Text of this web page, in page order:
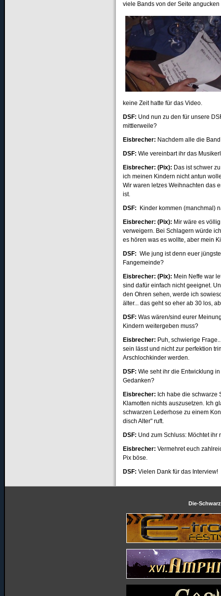
viele Bands von der Seite
keine Zeit hatte für das Video.
DSF: Und nun zu den für unsere
mittlerweile?
Eisbrecher: Nachdem alle die
DSF: Wie vereinbart ihr das
Eisbrecher: (Pix): Das ist schwer
ich meinen Kindern nicht antun
Wir waren letzes Weihnachten das
ist.
DSF:
Kinder kommen (manchmal)
Eisbrecher: (Pix): Mir wäre es
verweigern. Bei Schlagern würde
es hören was es wollte, aber mein
DSF: Wie jung ist denn euer
Fangemeinde?
Eisbrecher: (Pix): Mein Neffe war
sind dafür einfach nicht geeignet.
den Ohren sehen, werde ich
älter... das geht so eher ab 30 los,
DSF: Was wären/sind eurer
Kindern weitergeben muss?
Eisbrecher: Puh, schwierige
sein lässt und nicht zur perfektion
Arschlochkinder werden.
DSF: Wie seht ihr die Entwicklung
Gedanken?
Eisbrecher: Ich habe die
Klamotten nichts auszusetzen. Ich
schwarzen Lederhose zu einem
disch Alter" ruft.
DSF: Und zum Schluss: Möchtet
Eisbrecher: Vermehret euch
Pix böse.
DSF: Vielen Dank für das Interview!
Die-